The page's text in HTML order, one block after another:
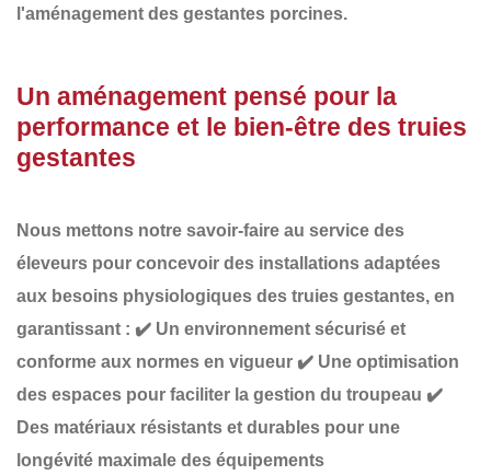
l'aménagement des gestantes porcines.
Un aménagement pensé pour la
performance et le bien-être des truies
gestantes
Nous mettons notre savoir-faire au service des
éleveurs pour concevoir des installations adaptées
aux besoins physiologiques des truies gestantes, en
garantissant : ✔️ Un environnement sécurisé et
conforme aux normes en vigueur ✔️ Une optimisation
des espaces pour faciliter la gestion du troupeau ✔️
Des matériaux résistants et durables pour une
longévité maximale des équipements